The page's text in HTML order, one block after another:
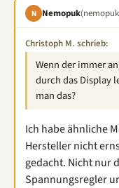
N Nemopuk
Christoph M. schrieb:
Wenn der immer
durch das Display
man das?
Ich habe ähnliche
Hersteller nicht
gedacht. Nicht nur
Spannungsregler